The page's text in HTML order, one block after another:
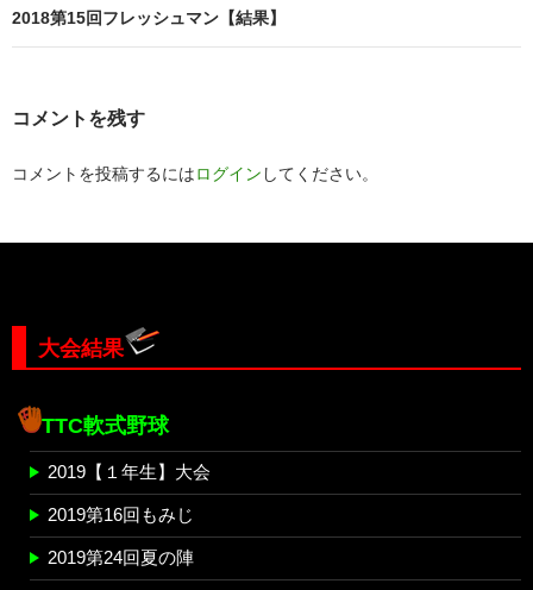
ビ
ョ
2018第15回フレッシュマン【結果】
コメントを残す
コメントを投稿するにはログイン してください。
大会結果
TTC軟式野球
2019【１年生】大会
2019第16回もみじ
2019第24回夏の陣